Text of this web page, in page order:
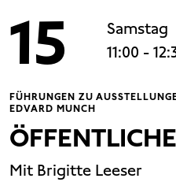
15
Samstag
11:00 -
FÜHRUNGEN ZU
EDVARD MUNCH
Mit Brigitte Leeser